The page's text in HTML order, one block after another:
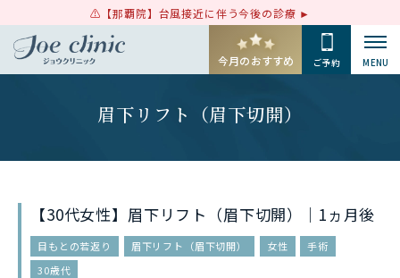
【那覇院】台風接近に伴う今後の診療
今月のおすすめ ご予約 MENU
眉下リフト（眉下切開）
【30代女性】眉下リフト（眉下切開）｜1ヵ月後
目もとの若返り 眉下リフト（眉下切開） 女性
手術
30歳代